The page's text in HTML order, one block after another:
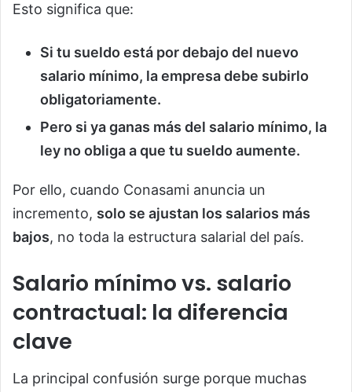
Esto significa que:
Si tu sueldo está por debajo del nuevo
salario mínimo, la empresa debe subirlo
obligatoriamente.
Pero si ya ganas más del salario mínimo, la
ley no obliga a que tu sueldo aumente.
Por ello, cuando Conasami anuncia un
incremento, solo se ajustan los salarios más
bajos, no toda la estructura salarial del país.
Salario mínimo vs. salario
contractual: la diferencia
clave
La principal confusión surge porque muchas